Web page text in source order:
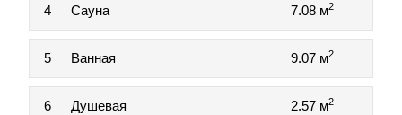
4 Сауна 7.08 м2
5 Ванная 9.07 м2
6 Душевая 2.57 м2